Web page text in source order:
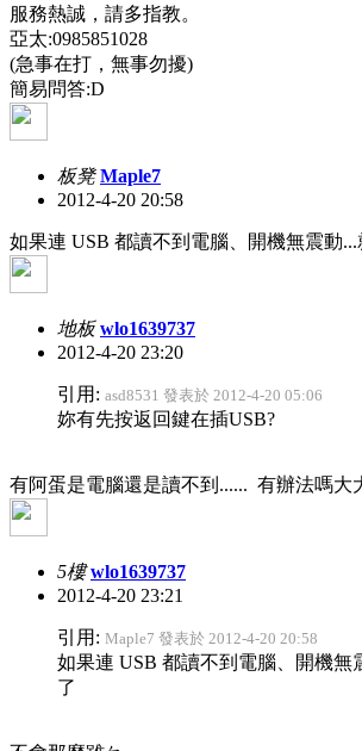
服務熱誠，請多指教。
亞太:0985851028
(急事在打，無事勿擾)
簡易問答:D
板凳 Maple7
2012-4-20 20:58
如果連 USB 都讀不到電腦、開機無震動...
地板 wlo1639737
2012-4-20 23:20
引用: asd8531 發表於 2012-4-20 05:06
妳有先按返回鍵在插USB?
有阿蛋是電腦還是讀不到...... 有辦法嗎大
5樓 wlo1639737
2012-4-20 23:21
引用: Maple7 發表於 2012-4-20 20:58
如果連 USB 都讀不到電腦、開機無
了